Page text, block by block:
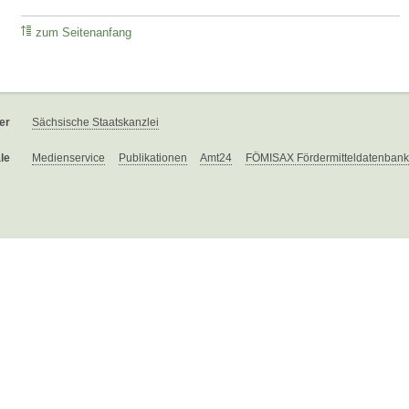
zum Seitenanfang
Sächsische Staatskanzlei
Medienservice Publikationen Amt24 FÖMISAX Fördermitteldatenbank